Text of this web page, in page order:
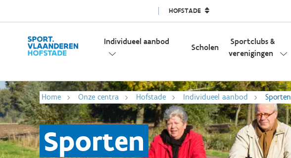
HOFSTADE
Individueel aanbod
Scholen
Sportclubs &
verenigingen
Home Onze centra Hofstade Individueel aanbod Sporten
Sporten